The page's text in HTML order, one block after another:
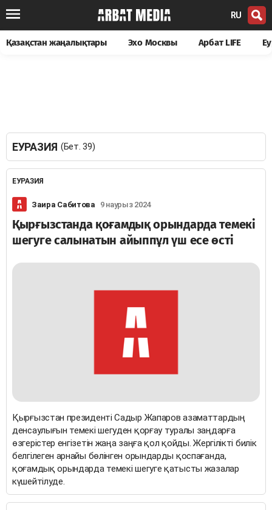
RU
Қазақстан жаңалықтары Эхо Москвы Арбат LIFE
ЕУРАЗИЯ (Бет. 39)
ЕУРАЗИЯ
Заира Сабитова 9 наурыз 2024
Қырғызстанда қоғамдық орындарда темекі
шегуге салынатын айыппұл үш есе өсті
Қырғызстан президенті Садыр Жапаров азаматтардың
денсаулығын темекі шегуден қорғау туралы заңдарға
өзгерістер енгізетін жаңа заңға қол қойды. Жергілікті билік
белгілеген арнайы бөлінген орындарды қоспағанда,
қоғамдық орындарда темекі шегуге қатысты жазалар
күшейтілуде.